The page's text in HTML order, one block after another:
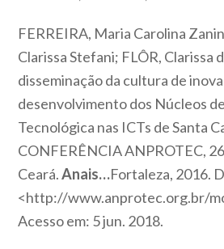
FERREIRA, Maria Carolina
Clarissa Stefani; FLÔR, Clarissa
disseminação da cultura de
desenvolvimento dos Núcleos
Tecnológica nas ICTs de Santa
CONFERÊNCIA ANPROTEC,
Ceará.Anais…Fortaleza, 2016.
<http://www.anprotec.org.br/
Acesso em: 5 jun. 2018.